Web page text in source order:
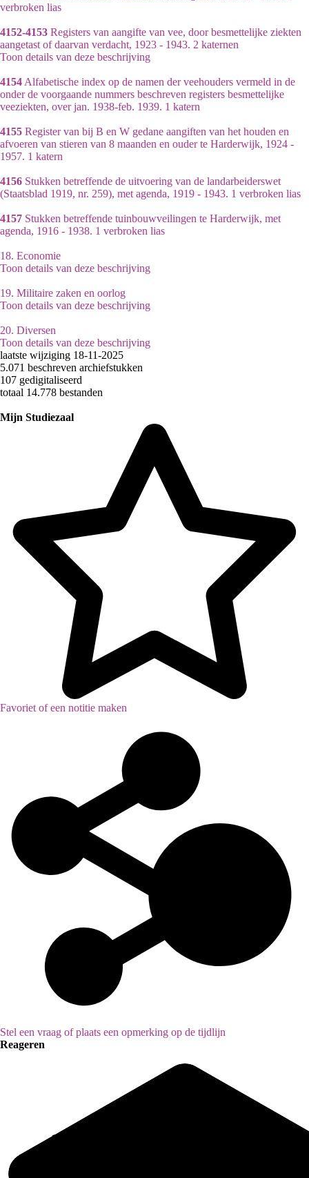
verbroken lias
4152-4153 Registers van aangifte van vee, door besmettelijke ziekten
aangetast of daarvan verdacht, 1923 - 1943. 2 katernen
Toon details van deze beschrijving
4154 Alfabetische index op de namen der veehouders vermeld in de
onder de voorgaande nummers beschreven registers besmettelijke
veeziekten, over jan. 1938-feb. 1939. 1 katern
4155 Register van bij B en W gedane aangiften van het houden en
afvoeren van stieren van 8 maanden en ouder te Harderwijk, 1924 -
1957. 1 katern
4156 Stukken betreffende de uitvoering van de landarbeiderswet
(Staatsblad 1919, nr. 259), met agenda, 1919 - 1943. 1 verbroken lias
4157 Stukken betreffende tuinbouwveilingen te Harderwijk, met
agenda, 1916 - 1938. 1 verbroken lias
18. Economie
Toon details van deze beschrijving
19. Militaire zaken en oorlog
Toon details van deze beschrijving
20. Diversen
Toon details van deze beschrijving
laatste wijziging 18-11-2025
5.071 beschreven archiefstukken
107 gedigitaliseerd
totaal 14.778 bestanden
Mijn Studiezaal
Favoriet of een notitie maken
Stel een vraag of plaats een opmerking op de tijdlijn
Reageren